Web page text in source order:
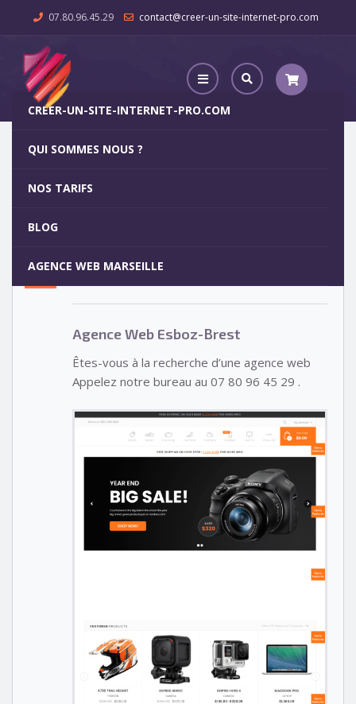
07.80.96.45.29 contact@creer-un-site-internet-pro.com
CREER-UN-SITE-INTERNET-PRO.COM
QUI SOMMES NOUS ?
NOS TARIFS
BLOG
AGENCE WEB MARSEILLE
Agence Web Esboz-Brest
5
Votre site internet pour 29€
Agence Web Esboz-Brest
Êtes-vous à la recherche d’une agence web
Appelez notre bureau au 07 80 96 45 29 .